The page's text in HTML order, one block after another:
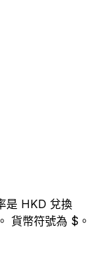
是 HKD 兌換
貨幣符號為 $。